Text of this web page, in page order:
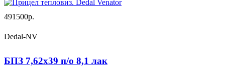
491500р.
Dedal-NV
БПЗ 7,62х39 п/о 8,1 лак